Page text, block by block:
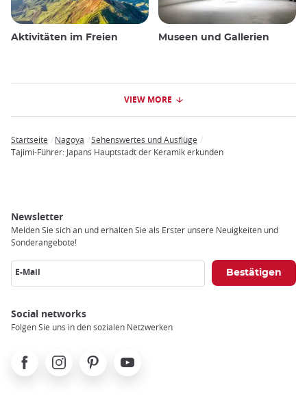
Aktivitäten im Freien Museen und Gallerien
VIEW MORE
Breadcrumb
Startseite Nagoya
Sehenswertes und Ausflüge
Tajimi-Führer: Japans Hauptstadt der Keramik erkunden
Newsletter
Melden Sie sich an und erhalten Sie als Erster unsere Neuigkeiten und
Sonderangebote!
E-Mail
Social networks
Folgen Sie uns in den sozialen Netzwerken
FacebookInstagramPinterest Youtube